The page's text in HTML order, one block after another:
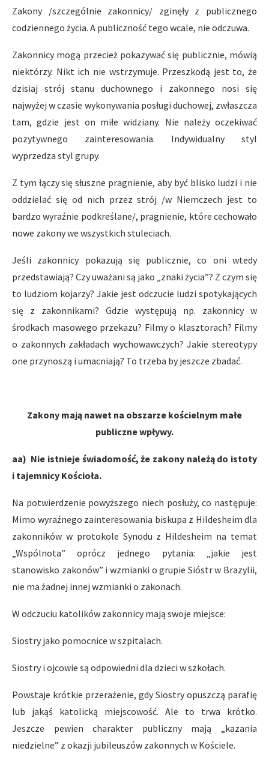
Zakony /szczególnie zakonnicy/ zginęły z publicznego
codziennego życia. A publiczność tego wcale, nie odczuwa.
Zakonnicy mogą przecież pokazywać się publicznie, mówią
niektórzy. Nikt ich nie wstrzymuje. Przeszkodą jest to, że
dzisiaj strój stanu duchownego i zakonnego nosi się
najwyżej w czasie wykonywania posługi duchowej, zwłaszcza
tam, gdzie jest on miłe widziany. Nie należy oczekiwać
pozytywnego zainteresowania. Indywidualny styl
wyprzedza styl grupy.
Z tym łączy się słuszne pragnienie, aby być blisko ludzi i nie
oddzielać się od nich przez strój /w Niemczech jest to
bardzo wyraźnie podkreślane/, pragnienie, które cechowało
nowe zakony we wszystkich stuleciach.
Jeśli zakonnicy pokazują się publicznie, co oni wtedy
przedstawiają? Czy uważani są jako „znaki życia”? Z czym się
to ludziom kojarzy? Jakie jest odczucie ludzi spotykających
się z zakonnikami? Gdzie występują np. zakonnicy w
środkach masowego przekazu? Filmy o klasztorach? Filmy
o zakonnych zakładach wychowawczych? Jakie stereotypy
one przynoszą i umacniają? To trzeba by jeszcze zbadać.
Zakony mają nawet na obszarze kościelnym małe
publiczne wpływy.
aa) Nie istnieje świadomość, że zakony należą do istoty
i tajemnicy Kościoła.
Na potwierdzenie powyższego niech posłuży, co następuje:
Mimo wyraźnego zainteresowania biskupa z Hildesheim dla
zakonników w protokole Synodu z Hildesheim na temat
„Wspólnota” oprócz jednego pytania: „jakie jest
stanowisko zakonów” i wzmianki o grupie Sióstr w Brazylii,
nie ma żadnej innej wzmianki o zakonach.
W odczuciu katolików zakonnicy mają swoje miejsce:
Siostry jako pomocnice w szpitalach.
Siostry i ojcowie są odpowiedni dla dzieci w szkołach.
Powstaje krótkie przerażenie, gdy Siostry opuszczą parafię
lub jakąś katolicką miejscowość. Ale to trwa krótko.
Jeszcze pewien charakter publiczny mają „kazania
niedzielne” z okazji jubileuszów zakonnych w Kościele.